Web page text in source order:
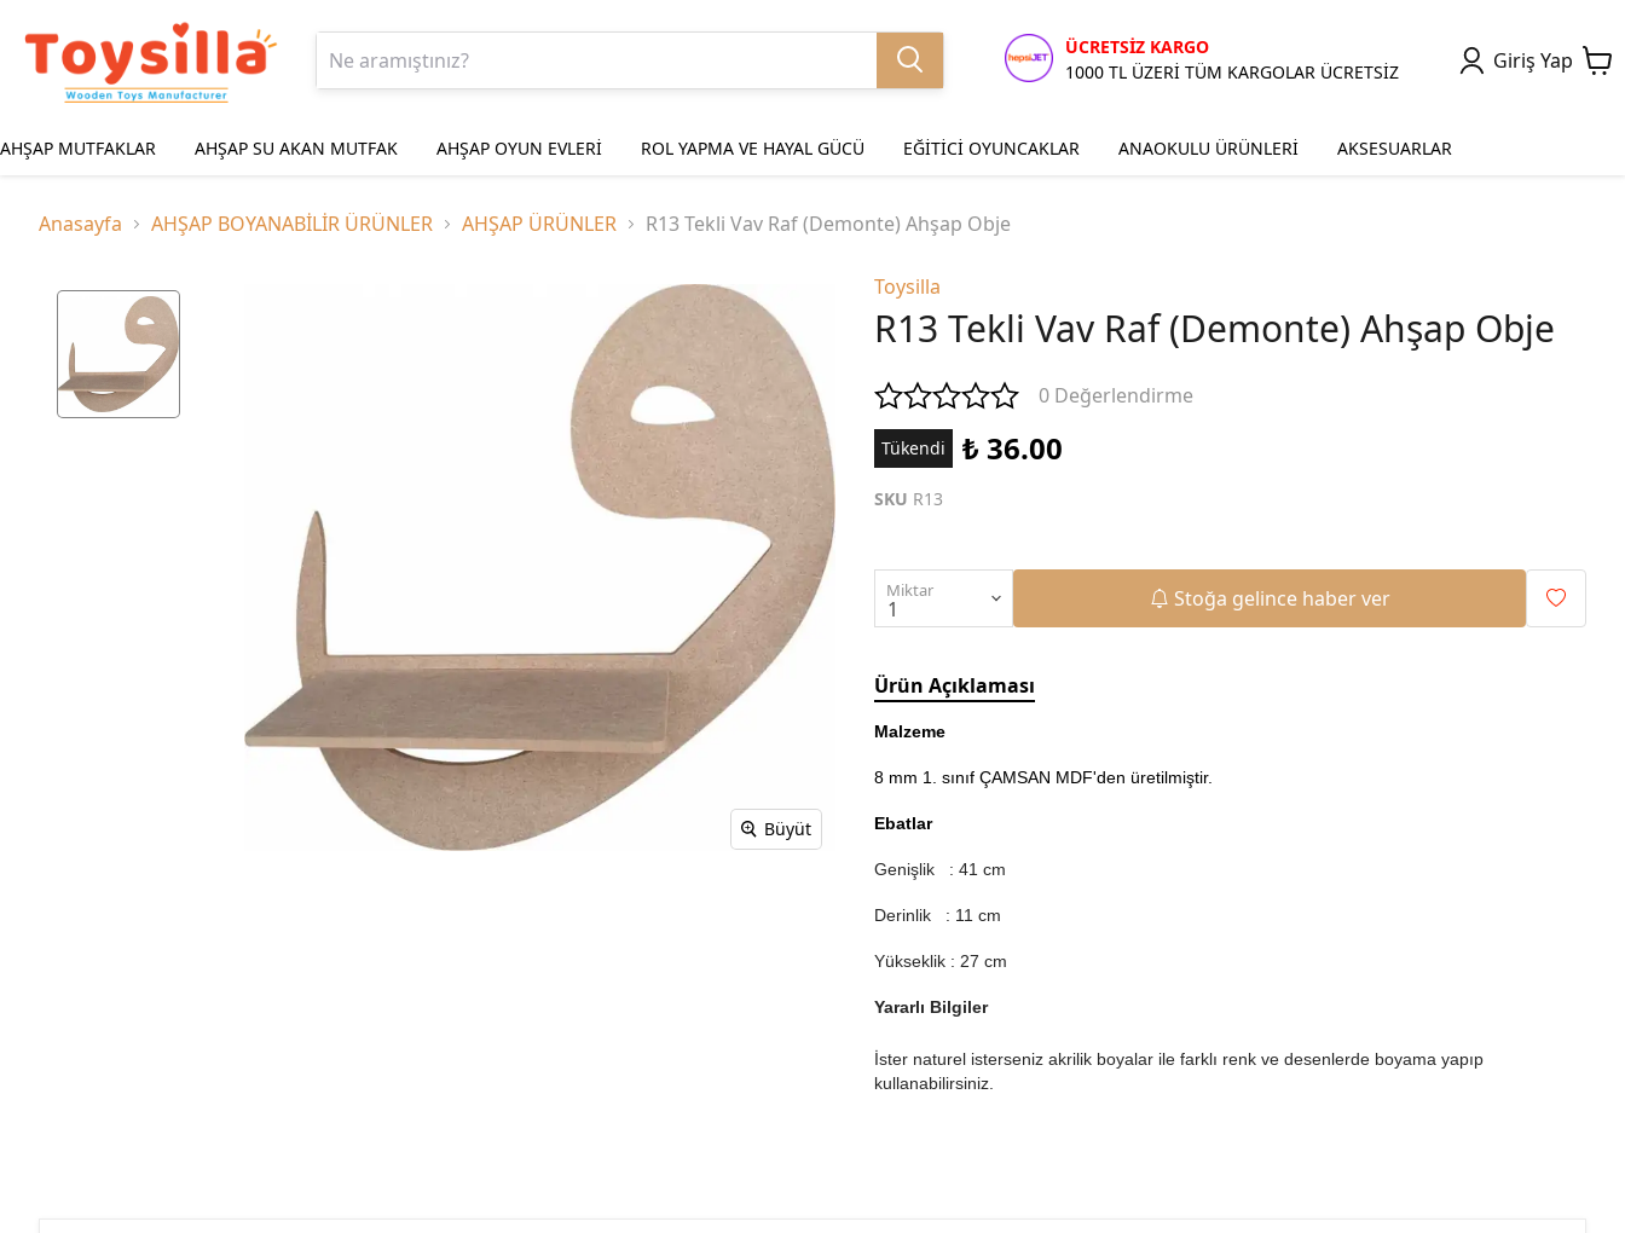
ÜCRETSİZ KARGO
1000 TL ÜZERİ TÜM KARGOLAR ÜCRETSİZ
Giriş Yap
AHŞAP MUTFAKLAR AHŞAP SU AKAN MUTFAK AHŞAP OYUN EVLERİ ROL YAPMA VE HAYAL GÜCÜ EĞİTİCİ OYUNCAKLAR ANAOKULU ÜRÜNLERİ AKSESUARLAR
Anasayfa AHŞAP BOYANABİLİR ÜRÜNLER AHŞAP ÜRÜNLER R13 Tekli Vav Raf (Demonte) Ahşap Obje
Büyüt
Toysilla
R13 Tekli Vav Raf (Demonte) Ahşap Obje
0 Değerlendirme
Tükendi ₺ 36.00
SKU R13
Miktar Stoğa gelince haber ver
Ürün Açıklaması
Malzeme
8 mm 1. sınıf ÇAMSAN MDF'den üretilmiştir.
Ebatlar
Genişlik : 41 cm
Derinlik : 11 cm
Yükseklik : 27 cm
Yararlı Bilgiler
İster naturel isterseniz akrilik boyalar ile farklı renk ve desenlerde boyama yapıp
kullanabilirsiniz.